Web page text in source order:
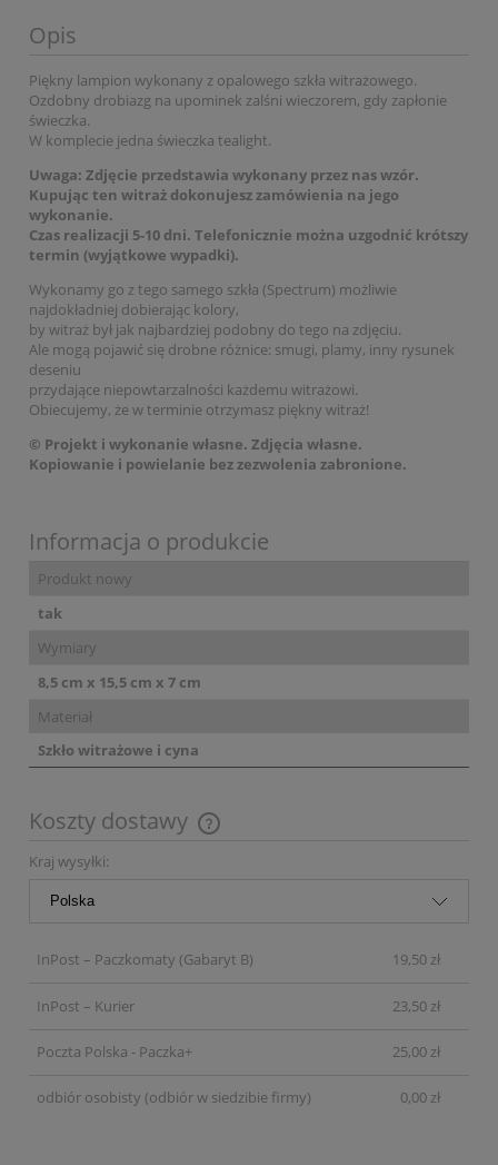
Opis
Piękny lampion wykonany z opalowego szkła witrażowego.
Ozdobny drobiazg na upominek zalśni wieczorem, gdy zapłonie
świeczka.
W komplecie jedna świeczka tealight.
Uwaga: Zdjęcie przedstawia wykonany przez nas wzór.
Kupując ten witraż dokonujesz zamówienia na jego
wykonanie.
Czas realizacji 5-10 dni. Telefonicznie można uzgodnić krótszy
termin (wyjątkowe wypadki).
Wykonamy go z tego samego szkła (Spectrum) możliwie
najdokładniej dobierając kolory,
by witraż był jak najbardziej podobny do tego na zdjęciu.
Ale mogą pojawić się drobne różnice: smugi, plamy, inny rysunek
deseniu
przydające niepowtarzalności każdemu witrażowi.
Obiecujemy, że w terminie otrzymasz piękny witraż!
© Projekt i wykonanie własne. Zdjęcia własne.
Kopiowanie i powielanie bez zezwolenia zabronione.
Informacja o produkcie
Produkt nowy
tak
Wymiary
8,5 cm x 15,5 cm x 7 cm
Materiał
Szkło witrażowe i cyna
Koszty dostawy
Cena nie zawiera ewentualnych kosztów płatności
Kraj wysyłki:
InPost – Paczkomaty (Gabaryt B) 19,50 zł
InPost – Kurier 23,50 zł
Poczta Polska - Paczka+ 25,00 zł
odbiór osobisty (odbiór w siedzibie firmy) 0,00 zł